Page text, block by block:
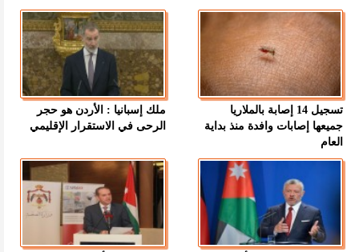
تسجيل 14 إصابة بالملاريا
جميعها إصابات وافدة منذ بداية
العام
ملك إسبانيا : الأردن هو حجر
الرحى في الاستقرار الإقليمي